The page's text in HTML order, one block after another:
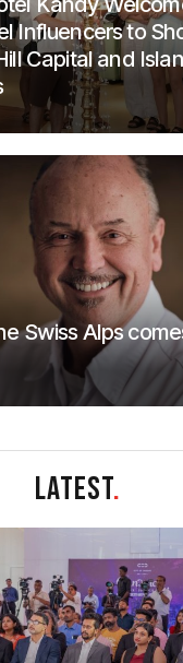
Influencers to
Capital and
Swiss Alps
LATEST.